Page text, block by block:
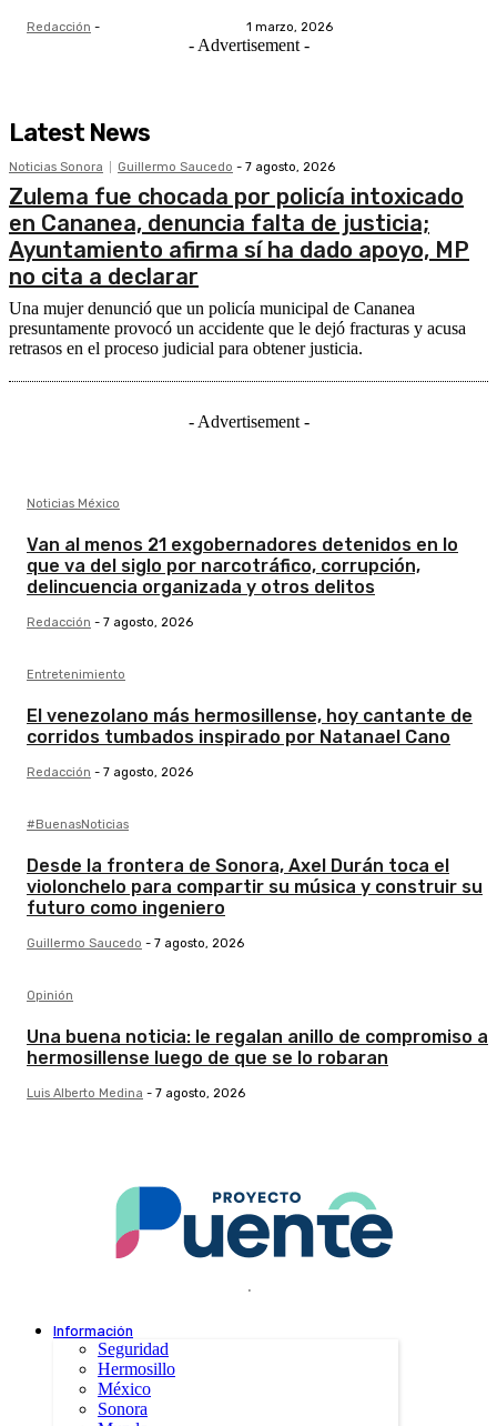
Redacción - 1 marzo, 2026
- Advertisement -
Latest News
Noticias Sonora Guillermo Saucedo - 7 agosto, 2026
Zulema fue chocada por policía intoxicado
en Cananea, denuncia falta de justicia;
Ayuntamiento afirma sí ha dado apoyo, MP
no cita a declarar
Una mujer denunció que un policía municipal de Cananea
presuntamente provocó un accidente que le dejó fracturas y acusa
retrasos en el proceso judicial para obtener justicia.
- Advertisement -
Noticias México
Van al menos 21 exgobernadores detenidos en lo
que va del siglo por narcotráfico, corrupción,
delincuencia organizada y otros delitos
Redacción - 7 agosto, 2026
Entretenimiento
El venezolano más hermosillense, hoy cantante de
corridos tumbados inspirado por Natanael Cano
Redacción - 7 agosto, 2026
#BuenasNoticias
Desde la frontera de Sonora, Axel Durán toca el
violonchelo para compartir su música y construir su
futuro como ingeniero
Guillermo Saucedo - 7 agosto, 2026
Opinión
Una buena noticia: le regalan anillo de compromiso a
hermosillense luego de que se lo robaran
Luis Alberto Medina - 7 agosto, 2026
.
Información
Seguridad
Hermosillo
México
Sonora